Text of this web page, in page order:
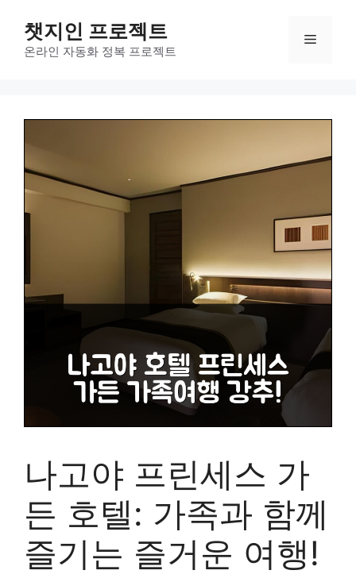
챗지인 프로젝트
온라인 자동화 정복 프로젝트
메
나고야 프린세스 가
든 호텔: 가족과 함께
즐기는 즐거운 여행!